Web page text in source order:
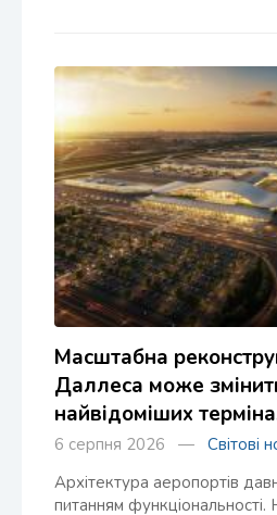
Масштабна
Даллеса може
найвідоміших
6 серпня 2026 — Світові
Архітектура аеропортів
питанням функціональності.